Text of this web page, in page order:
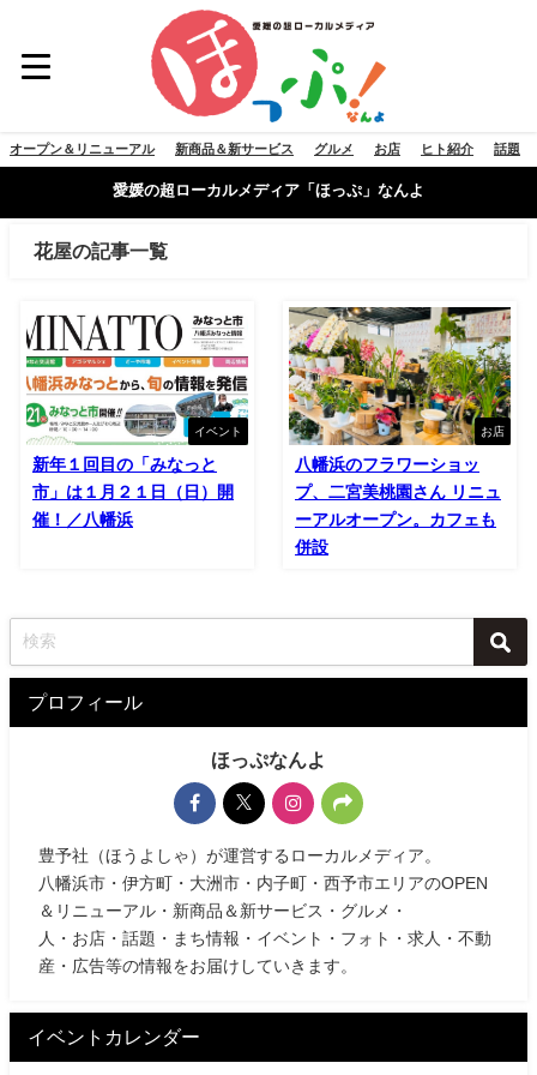
オープン＆リニューアル 新商品＆新サービス グルメ お店 ヒト紹介 話題
愛媛の超ローカルメディア「ほっぷ」なんよ
花屋の記事一覧
イベント
新年１回目の「みなっと
市」は１月２１日（日）開
催！／八幡浜
お店
八幡浜のフラワーショッ
プ、二宮美桃園さん リニュ
ーアルオープン。カフェも
併設
プロフィール
ほっぷなんよ
豊予社（ほうよしゃ）が運営するローカルメディア。
八幡浜市・伊方町・大洲市・内子町・西予市エリアのOPEN
＆リニューアル・新商品＆新サービス・グルメ・
人・お店・話題・まち情報・イベント・フォト・求人・不動
産・広告等の情報をお届けしていきます。
イベントカレンダー